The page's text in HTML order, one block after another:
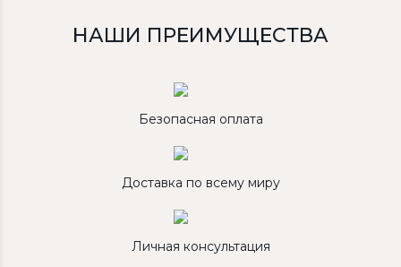
НАШИ ПРЕИМУЩЕСТВА
Безопасная оплата
Доставка по всему миру
Личная консультация